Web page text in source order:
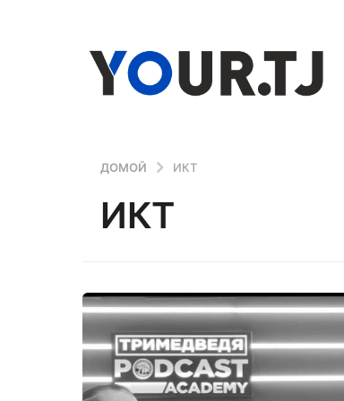
ДОМОЙ ИКТ
ИКТ